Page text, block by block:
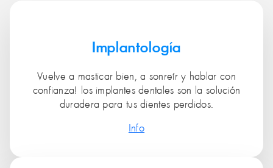
Implantología
Vuelve a masticar bien, a sonreír y hablar con
confianza! los implantes dentales son la solución
duradera para tus dientes perdidos.
Info